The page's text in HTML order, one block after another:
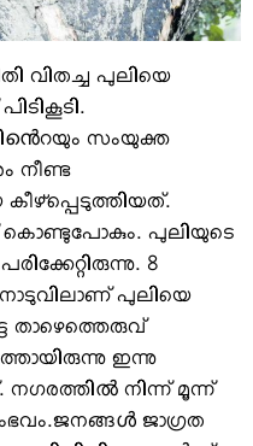
വിതച്ച പുലിയെ
സംയുക്ത
നീണ്ട
കൊണ്ടുപോകും. പുലിയുടെ
8
പുലിയെ
താഴെ​ത്തെരുവ്​
ഇന്നു
നിന്ന് മൂന്ന്
ജാഗ്രത